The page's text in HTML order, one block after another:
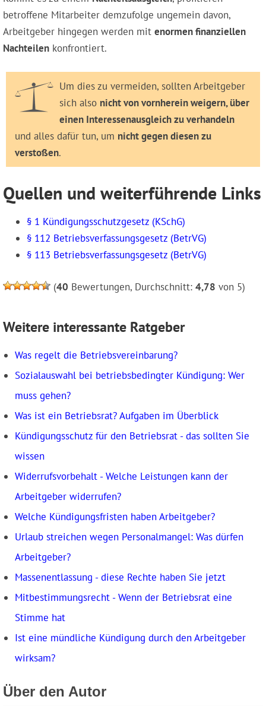
betroffene Mitarbeiter demzufolge ungemein davon,
Arbeitgeber hingegen werden mit enormen finanziellen
Nachteilen konfrontiert.
Um dies zu vermeiden, sollten Arbeitgeber
sich also nicht von vornherein weigern, über
einen Interessenausgleich zu verhandeln
und alles dafür tun, um nicht gegen diesen zu
verstoßen.
Quellen und weiterführende Links
§ 1 Kündigungsschutzgesetz (KSchG)
§ 112 Betriebsverfassungsgesetz (BetrVG)
§ 113 Betriebsverfassungsgesetz (BetrVG)
(40 Bewertungen, Durchschnitt: 4,78 von 5)
Weitere interessante Ratgeber
Was regelt die Betriebsvereinbarung?
Sozialauswahl bei betriebsbedingter Kündigung: Wer
muss gehen?
Was ist ein Betriebsrat? Aufgaben im Überblick
Kündigungsschutz für den Betriebsrat - das sollten Sie
wissen
Widerrufsvorbehalt - Welche Leistungen kann der
Arbeitgeber widerrufen?
Welche Kündigungsfristen haben Arbeitgeber?
Urlaub streichen wegen Personalmangel: Was dürfen
Arbeitgeber?
Massenentlassung - diese Rechte haben Sie jetzt
Mitbestimmungsrecht - Wenn der Betriebsrat eine
Stimme hat
Ist eine mündliche Kündigung durch den Arbeitgeber
wirksam?
Über den Autor